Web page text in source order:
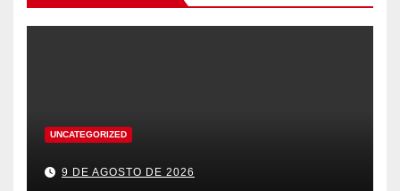
UNCATEGORIZED
9 DE AGOSTO DE 2026